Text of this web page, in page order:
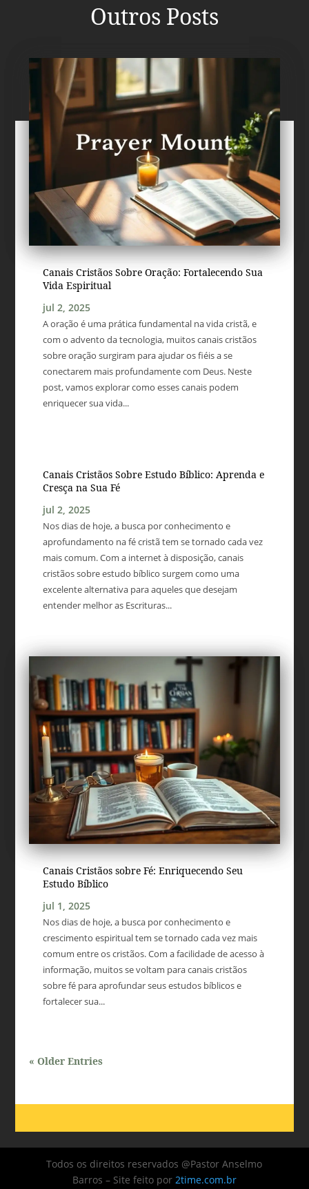
Outros Posts
Canais Cristãos Sobre Oração: Fortalecendo Sua
Vida Espiritual
jul 2, 2025
A oração é uma prática fundamental na vida cristã, e
com o advento da tecnologia, muitos canais cristãos
sobre oração surgiram para ajudar os fiéis a se
conectarem mais profundamente com Deus. Neste
post, vamos explorar como esses canais podem
enriquecer sua vida...
Canais Cristãos Sobre Estudo Bíblico: Aprenda e
Cresça na Sua Fé
jul 2, 2025
Nos dias de hoje, a busca por conhecimento e
aprofundamento na fé cristã tem se tornado cada vez
mais comum. Com a internet à disposição, canais
cristãos sobre estudo bíblico surgem como uma
excelente alternativa para aqueles que desejam
entender melhor as Escrituras...
Canais Cristãos sobre Fé: Enriquecendo Seu
Estudo Bíblico
jul 1, 2025
Nos dias de hoje, a busca por conhecimento e
crescimento espiritual tem se tornado cada vez mais
comum entre os cristãos. Com a facilidade de acesso à
informação, muitos se voltam para canais cristãos
sobre fé para aprofundar seus estudos bíblicos e
fortalecer sua...
« Older Entries
Todos os direitos reservados @Pastor Anselmo
Barros – Site feito por 2time.com.br